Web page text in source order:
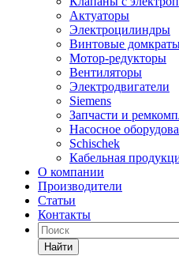
Актуаторы
Электроцилиндры
Винтовые
Мотор-редукторы
Вентиляторы
Электродвигатели
Siemens
Запчасти и
Насосное
Schischek
Кабельная
О компании
Производители
Статьи
Контакты
Найти